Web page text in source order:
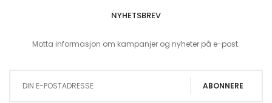
NYHETSBREV
Motta informasjon om kampanjer og nyheter på e-post.
ABONNERE